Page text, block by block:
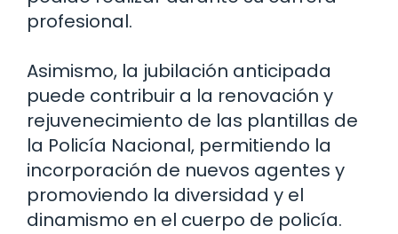
profesional.
Asimismo, la jubilación anticipada
puede contribuir a la renovación y
rejuvenecimiento de las plantillas de
la Policía Nacional, permitiendo la
incorporación de nuevos agentes y
promoviendo la diversidad y el
dinamismo en el cuerpo de policía.